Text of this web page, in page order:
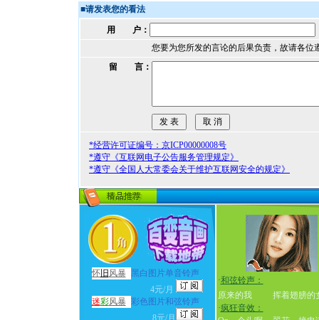
■请发表您的看法
用 户：
您要为您所发的言论的后果负责，故请各位
留 言：
*经营许可证编号：京ICP00000008号
*遵守《互联网电子公告服务管理规定》
*遵守《全国人大常委会关于维护互联网安全的规定》
怀旧 风暴
黑白图片单音铃声
4元/月
迷彩风暴 彩色图片和弦铃声
8元/月
·和弦铃声：
原来的我
挥着翅膀的
·疯狂音效：